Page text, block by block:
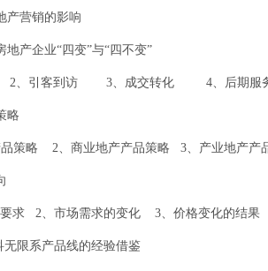
产营销的影响
地产企业“四变”与“四不变”
2、引客到访 3、成交转化 4、后期服
略
策略 2、商业地产产品策略 3、产业地产产
求 2、市场需求的变化 3、价格变化的结果
无限系产品线的经验借鉴